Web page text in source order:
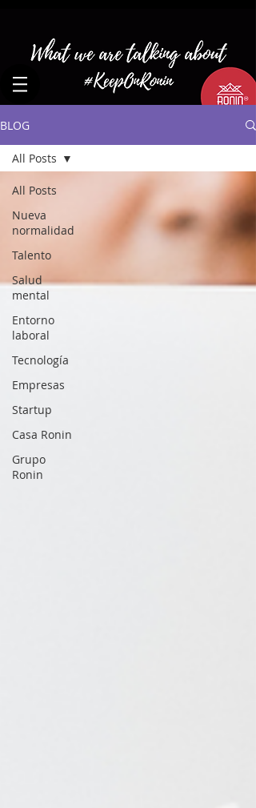
BLOG
All Posts
Nueva
normalidad
Talento
Salud
mental
Entorno
laboral
Tecnología
Empresas
Startup
Casa Ronin
Grupo
Ronin
All Posts